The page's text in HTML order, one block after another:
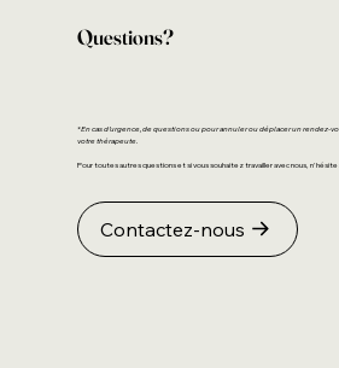
Questions?
*En cas d’urgence, de questions ou pour annuler ou déplacer un rendez-
votre thérapeute.
Pour toutes autres questions et si vous souhaitez travailler avec nous,
Contactez-nous